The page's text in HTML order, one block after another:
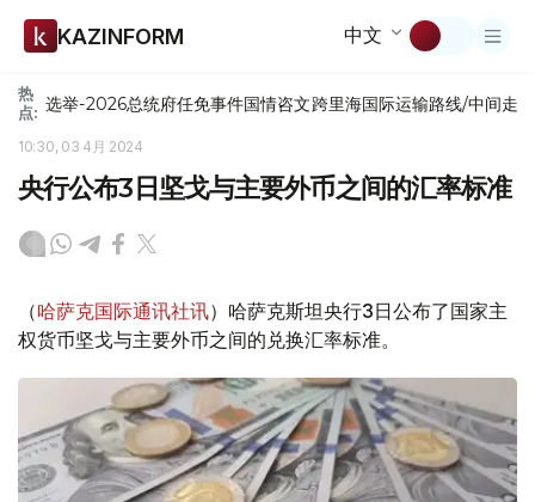
KAZINFORM 中文
热
点: 选举-2026总统府任免事件国情咨文跨里海国际运输路线/中间走廊
10:30, 03 4月 2024
央行公布3日坚戈与主要外币之间的汇率标准
（哈萨克国际通讯社讯）哈萨克斯坦央行3日公布了国家主
权货币坚戈与主要外币之间的兑换汇率标准。